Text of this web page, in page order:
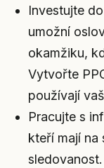
Investujte
umožní
okamžiku,
Vytvořte
používají
Pracujte s
kteří mají na